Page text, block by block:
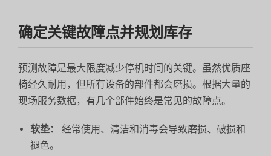
确定关键故障点并规划库存
预测故障是最大限度减少停机时间的关键。虽然优质座
椅经久耐用，但所有设备的部件都会磨损。根据大量的
现场服务数据，有几个部件始终是常见的故障点。
软垫：
经常使用、清洁和消毒会导致磨损、破损和
褪色。